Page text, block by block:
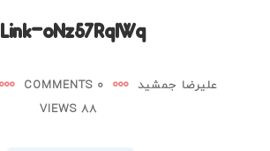
Link-oNz57RqlWq
علیرضا جمشید 0 COMMENTS
88 VIEWS